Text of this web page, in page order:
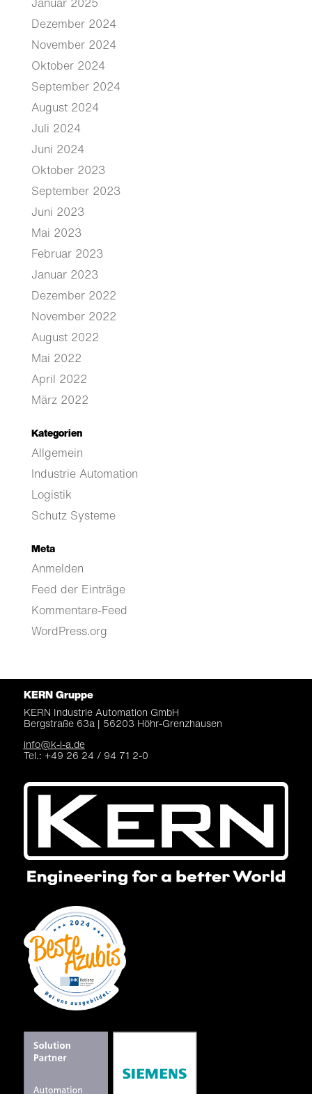
Dezember 2024
November 2024
Oktober 2024
September 2024
August 2024
Juli 2024
Juni 2024
Oktober 2023
September 2023
Juni 2023
Mai 2023
Februar 2023
Januar 2023
Dezember 2022
November 2022
August 2022
Mai 2022
April 2022
März 2022
Kategorien
Allgemein
Industrie Automation
Logistik
Schutz Systeme
Meta
Anmelden
Feed der Einträge
Kommentare-Feed
WordPress.org
KERN Gruppe
KERN Industrie Automation GmbH
Bergstraße 63a | 56203 Höhr-Grenzhausen
info@k-i-a.de
Tel.: +49 26 24 / 94 71 2-0